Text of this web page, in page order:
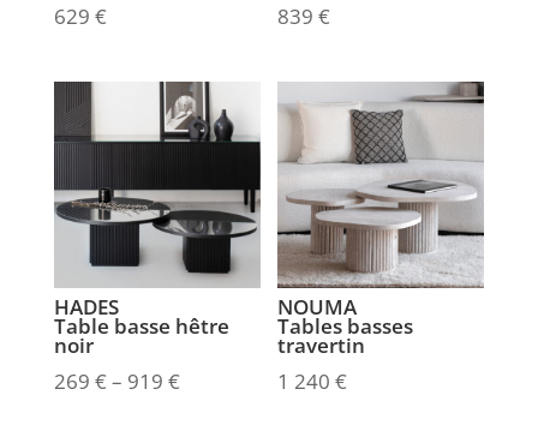
629 €
839€
HADES
Table basse hêtre
noir
269 € – 919 €
NOUMA
Tables basses
travertin
1 240€